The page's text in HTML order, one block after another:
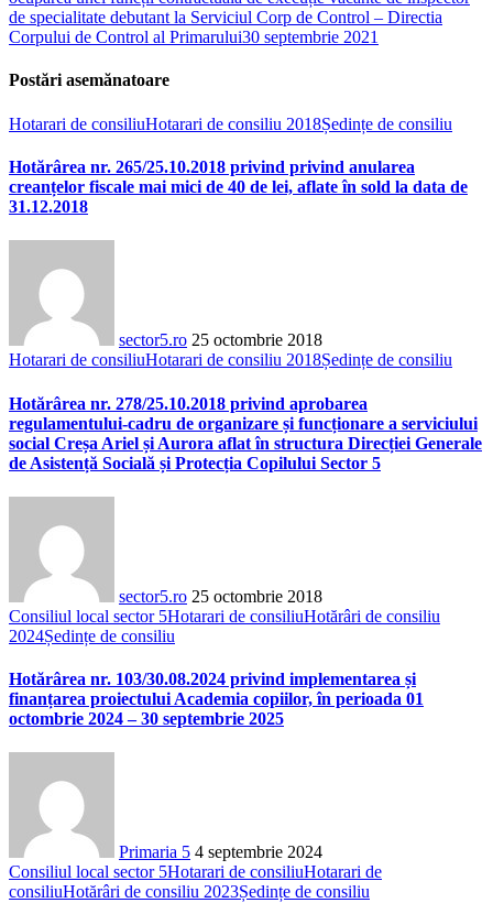
de specialitate debutant la Serviciul Corp de Control – Directia
Corpului de Control al Primarului30 septembrie 2021
Postări asemănatoare
Hotarari de consiliuHotarari de consiliu 2018Ședințe de consiliu
Hotărârea nr. 265/25.10.2018 privind privind anularea
creanțelor fiscale mai mici de 40 de lei, aflate în sold la data de
31.12.2018
sector5.ro 25 octombrie 2018
Hotarari de consiliuHotarari de consiliu 2018Ședințe de consiliu
Hotărârea nr. 278/25.10.2018 privind aprobarea
regulamentului-cadru de organizare și funcționare a serviciului
social Creșa Ariel și Aurora aflat în structura Direcției Generale
de Asistență Socială și Protecția Copilului Sector 5
sector5.ro 25 octombrie 2018
Consiliul local sector 5Hotarari de consiliuHotărâri de consiliu
2024Ședințe de consiliu
Hotărârea nr. 103/30.08.2024 privind implementarea și
finanțarea proiectului Academia copiilor, în perioada 01
octombrie 2024 – 30 septembrie 2025
Primaria 5 4 septembrie 2024
Consiliul local sector 5Hotarari de consiliuHotarari de
consiliuHotărâri de consiliu 2023Ședințe de consiliu